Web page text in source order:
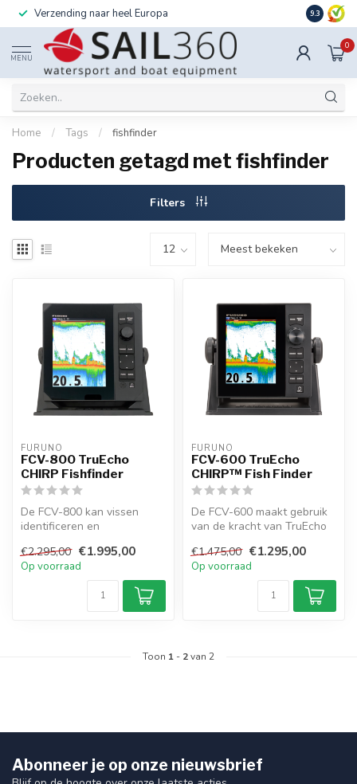
Verzending naar heel Europa Ook
9.3
MENU
0
Home / Tags / fishfinder
Producten getagd met fishfinder
Filters
FURUNO
FCV-800 TruEcho
CHIRP Fishfinder
De FCV-800 kan vissen
identificeren en
geavanceerde identif...
€2.295,00 €1.995,00
Op voorraad
FURUNO
FCV-600 TruEcho
CHIRP™ Fish Finder
De FCV-600 maakt gebruik
van de kracht van TruEcho
een...
€1.475,00 €1.295,00
Op voorraad
Toon 1 - 2van 2
Abonneer je op onze nieuwsbrief